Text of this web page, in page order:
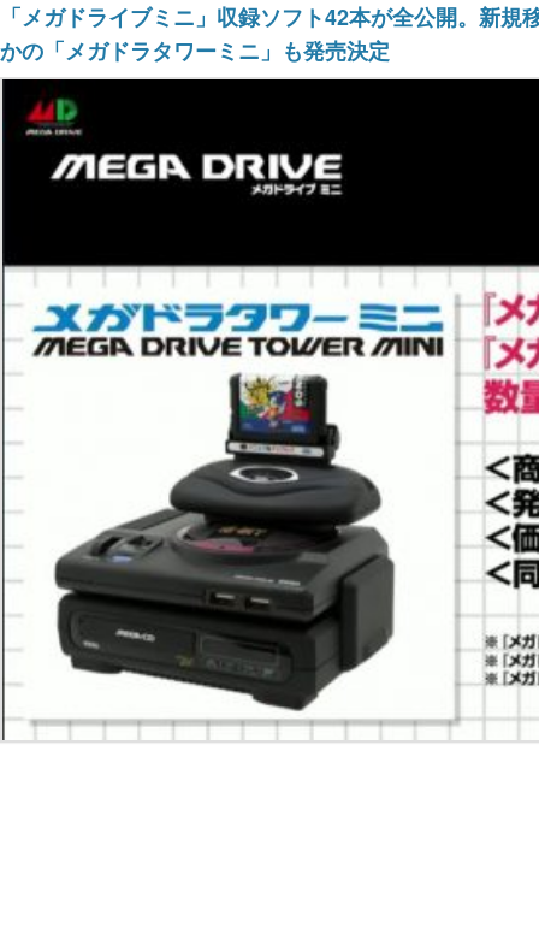
「メガドライブミニ」収録ソフト42本が全公開。新
かの「メガドラタワーミニ」も発売決定